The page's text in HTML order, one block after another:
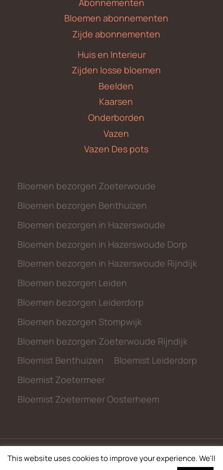
Abonnementen
Bloemen abonnementen
Zijde abonnementen
Huis en Interieur
Zijden losse bloemen
Beelden
Kaarsen
Onderborden
Vazen
Vazen Des pots
Bloemen bezorgen Zoeterwoude
Bloemen bezorgen Benthuizen
Bloemen bezorgen in Hazerswoude
Bloemen bezorgen in Hazerswoude Dorp
Bloemen bezorgen in Hazerswoude Rijndijk
Bloemen bezorgen Leiden
Bloemen bezorgen Leiderdorp
Bloemen bezorgen Stompwijk
Bloemen bezorgen Zoeterwoude Rijndijk
Bloemist Benthuizen
Bloemist Leiderdorp
Bloemist Zoetermeer
Bloemist Zoetermeer Oosterheem
© 2026 metbloemen.nl
This website uses cookies to improve your experience. We'll